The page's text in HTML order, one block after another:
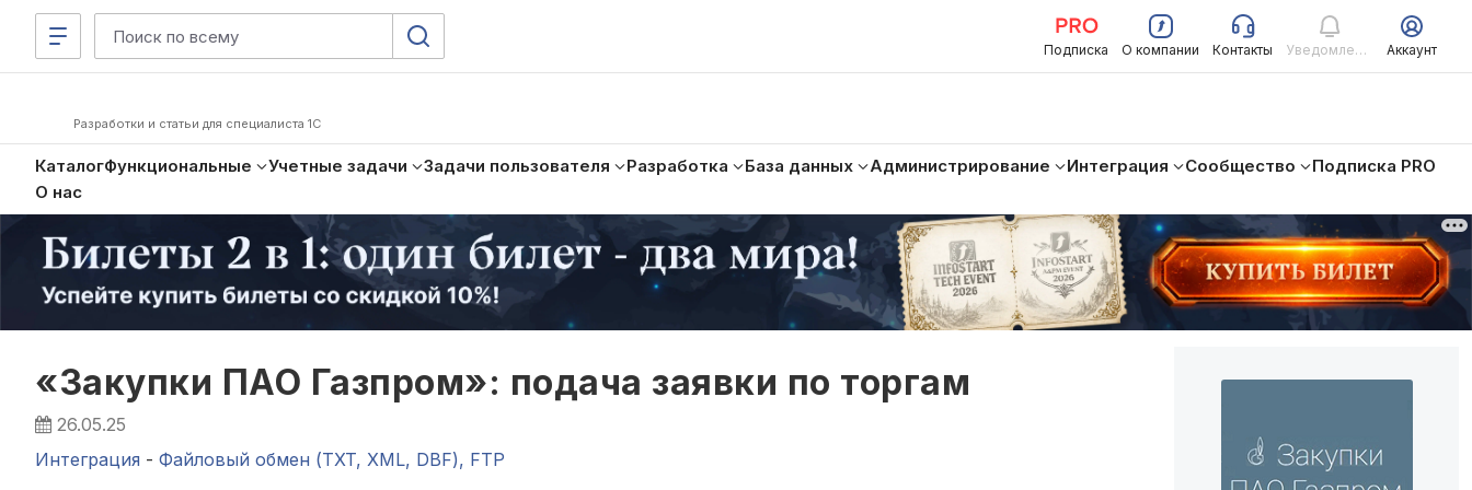
Подписка О компании Контакты Уведомления Аккаунт
Разработки и статьи для специалиста 1С
КаталогФункциональные Учетные задачи Задачи пользователя Разработка База данных Администрирование Интеграция Сообщество
Подписка PRO
О нас
«Закупки ПАО Газпром»: подача заявки по торгам
26.05.25
Интеграция - Файловый обмен (TXT, XML, DBF), FTP